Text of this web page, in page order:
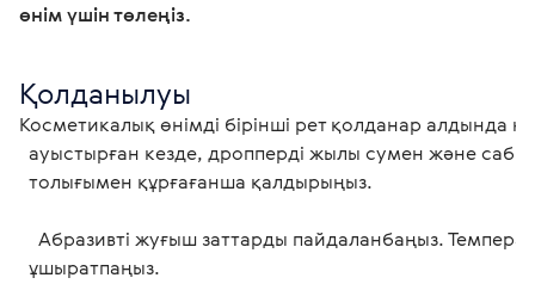
өнім үшін төлеңіз.
Қолданылуы
Косметикалық өнімді бірінші рет қолданар алдында
  толығымен құрғағанша қалдырыңыз.
  ұшыратпаңыз.